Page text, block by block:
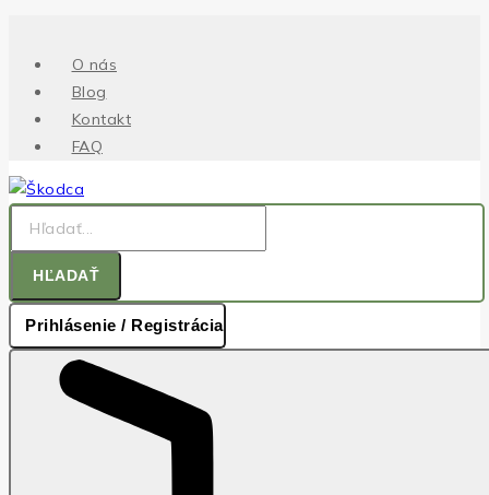
O nás
Blog
Kontakt
FAQ
HĽADAŤ
Prihlásenie / Registrácia